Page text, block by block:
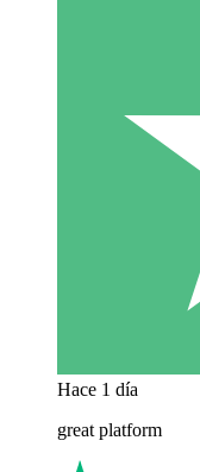
Hace 1 día
great platform